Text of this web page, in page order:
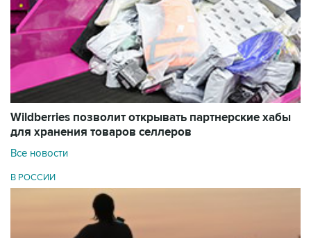
Wildberries позволит открывать партнерские хабы
для хранения товаров селлеров
Все новости
В РОССИИ